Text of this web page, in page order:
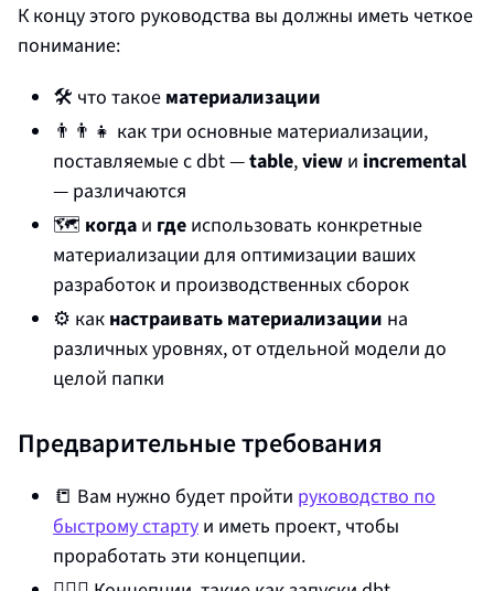
К концу этого руководства вы должны иметь четкое
понимание:
🛠️ что такое материализации
👨‍👨‍👧 как три основные материализации,
поставляемые с dbt —table,view и incremental
— различаются
🗺️ когда и где использовать конкретные
материализации для оптимизации ваших
разработок и производственных сборок
⚙️ как настраивать материализации на
различных уровнях, от отдельной модели до
целой папки
Предварительные требования
📒 Вам нужно будет пройти руководство по
быстрому старту и иметь проект, чтобы
проработать эти концепции.